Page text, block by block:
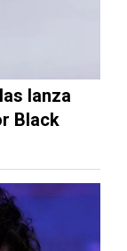
lanza
Black